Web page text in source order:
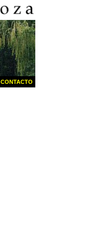
CONTACTO